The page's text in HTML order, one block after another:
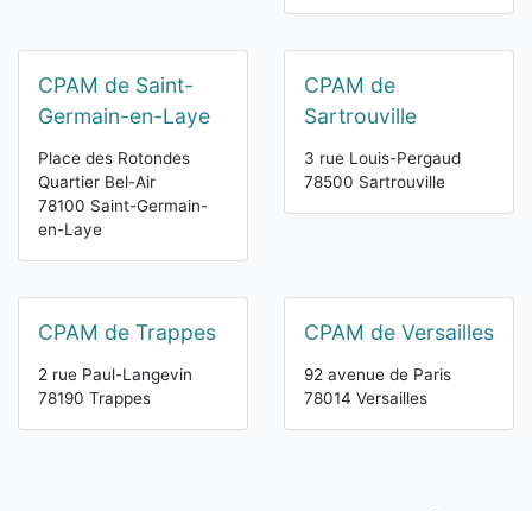
CPAM de Saint-
Germain-en-Laye
Place des Rotondes
Quartier Bel-Air
78100 Saint-Germain-
en-Laye
CPAM de
Sartrouville
3 rue Louis-Pergaud
78500 Sartrouville
CPAM de Trappes
2 rue Paul-Langevin
78190 Trappes
CPAM de Versailles
92 avenue de Paris
78014 Versailles